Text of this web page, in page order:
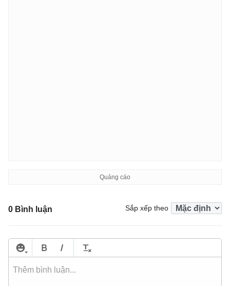
0 Bình luận Sắp xếp theo